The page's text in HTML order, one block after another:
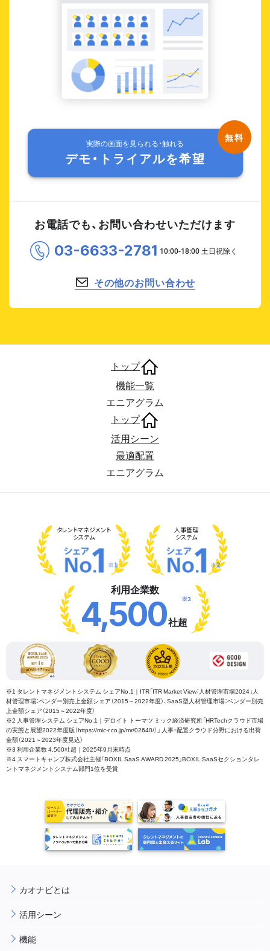
実際の画面を見られる・触れる
デモ・トライアルを希望
お電話でも、お問い合わせいただけます
03-6633-2781
その他のお問い合わせ
トップ
機能一覧
エニアグラム
トップ
活用シーン
最適配置
エニアグラム
タレントマネジメント
システム
※1
人事管理
システム
※2
利用企業数
4,500社超
※3
※1 タレントマネジメントシステム シェアNo.1｜ITR「ITR Market View：人材管理市場2024」人
材管理市場：ベンダー別売上金額シェア（2015～2022年度）、SaaS型人材管理市場：ベンダー別売
上金額シェア（2015～2022年度）
※2 人事管理システム シェアNo.1｜デロイト トーマツ ミック経済研究所「HRTechクラウド市場
の実態と展望2022年度版（https://mic-r.co.jp/mr/02640/）」 人事・配置クラウド分野における出荷
金額（2021～2023年度見込）
※3 利用企業数 4,500社超｜2025年9月末時点
※4 スマートキャンプ株式会社主催「BOXIL SaaS AWARD 2025」BOXIL SaaSセクションタレ
ントマネジメントシステム部門1位を受賞
カオナビとは
活用シーン
機能